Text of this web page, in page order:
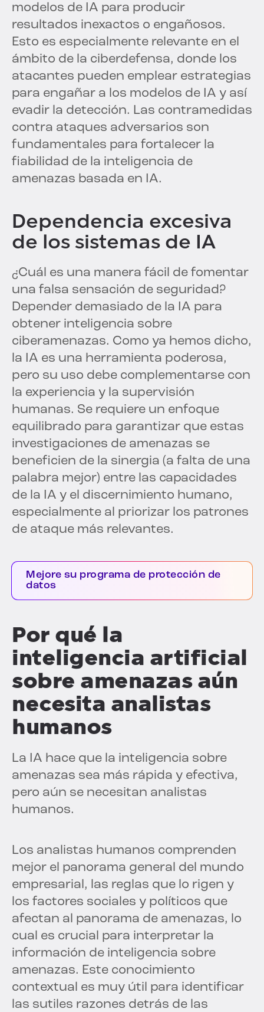
modelos de IA para producir
resultados inexactos o engañosos.
Esto es especialmente relevante en el
ámbito de la ciberdefensa, donde los
atacantes pueden emplear estrategias
para engañar a los modelos de IA y así
evadir la detección. Las contramedidas
contra ataques adversarios son
fundamentales para fortalecer la
fiabilidad de la inteligencia de
amenazas basada en IA.
Dependencia excesiva
de los sistemas de IA
¿Cuál es una manera fácil de fomentar
una falsa sensación de seguridad?
Depender demasiado de la IA para
obtener inteligencia sobre
ciberamenazas. Como ya hemos dicho,
la IA es una herramienta poderosa,
pero su uso debe complementarse con
la experiencia y la supervisión
humanas. Se requiere un enfoque
equilibrado para garantizar que estas
investigaciones de amenazas se
beneficien de la sinergia (a falta de una
palabra mejor) entre las capacidades
de la IA y el discernimiento humano,
especialmente al priorizar los patrones
de ataque más relevantes.
Mejore su programa de protección de
datos
Por qué la
inteligencia artificial
sobre amenazas aún
necesita analistas
humanos
La IA hace que la inteligencia sobre
amenazas sea más rápida y efectiva,
pero aún se necesitan analistas
humanos.
Los analistas humanos comprenden
mejor el panorama general del mundo
empresarial, las reglas que lo rigen y
los factores sociales y políticos que
afectan al panorama de amenazas, lo
cual es crucial para interpretar la
información de inteligencia sobre
amenazas. Este conocimiento
contextual es muy útil para identificar
las sutiles razones detrás de las